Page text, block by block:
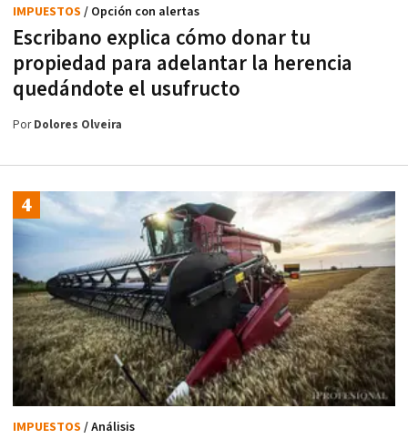
Escribano explica cómo donar tu
propiedad para adelantar la herencia
quedándote el usufructo
IMPUESTOS / Opción con alertas
PorDolores Olveira
IMPUESTOS / Análisis